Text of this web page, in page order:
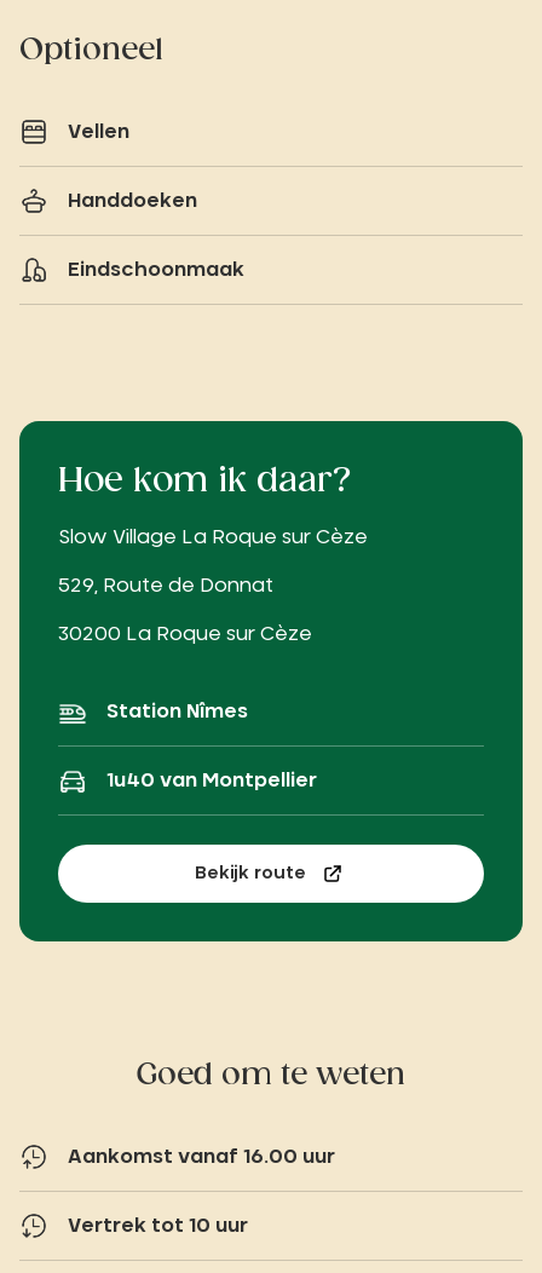
Optioneel
Vellen
Handdoeken
Eindschoonmaak
Hoe kom ik daar?
Slow Village La Roque sur Cèze
529, Route de Donnat
30200 La Roque sur Cèze
Station Nîmes
1u40 van Montpellier
Bekijk route
Goed om te weten
Aankomst vanaf 16.00 uur
Vertrek tot 10 uur